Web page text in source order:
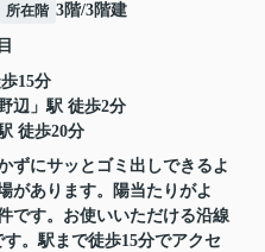
所在階 3階/3階建
15分
辺 」駅 徒歩2分
徒歩20分
ずにサッとゴミ出しできるよ
があります。陽当たりがよ
です。お使いいただける沿線
。駅まで徒歩15分でアクセ